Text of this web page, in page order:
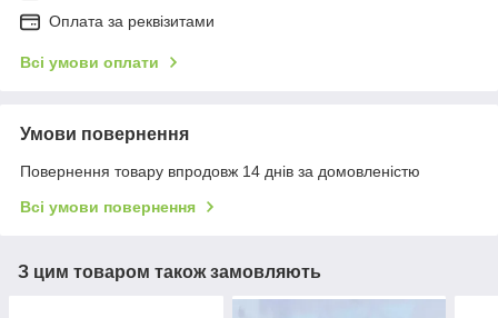
Оплата за реквізитами
Всі умови оплати
Умови повернення
Повернення товару впродовж 14 днів за домовленістю
Всі умови повернення
З цим товаром також замовляють